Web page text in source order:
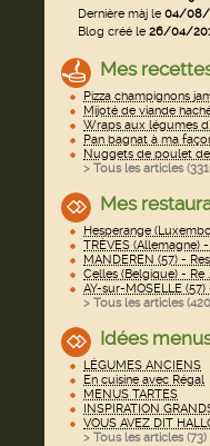
Dernière màj le04/08/
Blog créé le26/04/
Mes
Pizza champignons
Mijoté de viande
Wraps aux légumes
Pan bagnat à ma
Nuggets de poulet de
> Tous les articles (
Mes
Hesperange
TRÈVES (Allemagne) -
MANDEREN (57) -
Celles (Belgique) - Re
AY-sur-MOSELLE (57)
> Tous les articles (420
Idées
LÉGUMES ANCIENS
En cuisine avec Régal
MENUS TARTES
INSPIRATION
VOUS AVEZ DIT
> Tous les articles (73)